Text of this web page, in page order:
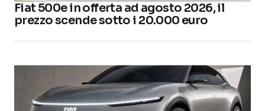
Fiat 500e in offerta ad agosto 2026, il
prezzo scende sotto i 20.000 euro